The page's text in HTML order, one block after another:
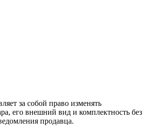
за собой право изменять
его внешний вид и комплектность без
продавца.